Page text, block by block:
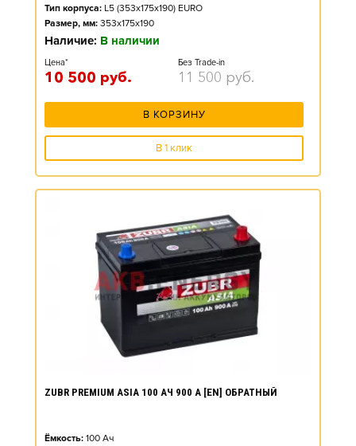
Тип корпуса: L5 (353x175x190) EURO
Размер, мм: 353x175x190
Наличие: В наличии
Цена*
10 500 руб.
Без Trade-in
11 500 руб.
В КОРЗИНУ
В 1 клик
ZUBR PREMIUM ASIA 100 АЧ 900 А [EN] ОБРАТНЫЙ
Ёмкость: 100 Ач